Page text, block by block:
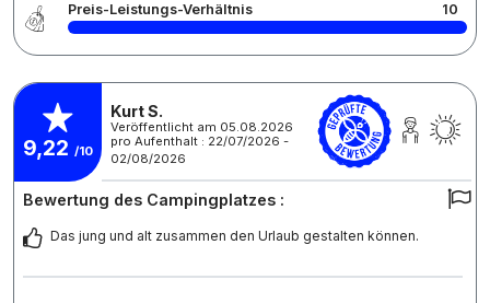
Preis-Leistungs-Verhältnis 10
9,22 /10
Kurt S.
Veröffentlicht am 05.08.2026
pro Aufenthalt : 22/07/2026 -
02/08/2026
Bewertung des Campingplatzes :
Das jung und alt zusammen den Urlaub gestalten können.